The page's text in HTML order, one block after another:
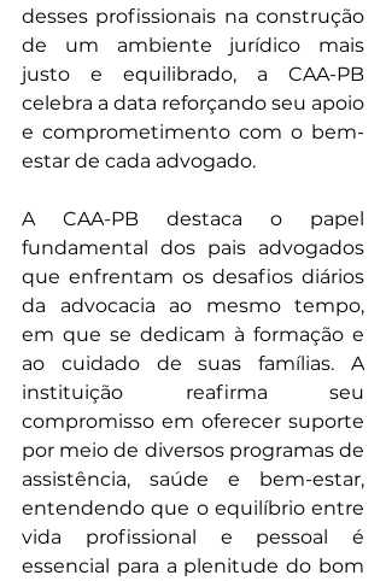
desses profissionais na construção
de um ambiente jurídico mais
justo e equilibrado, a CAA-PB
celebra a data reforçando seu apoio
e comprometimento com o bem-
estar de cada advogado.
A CAA-PB destaca o papel
fundamental dos pais advogados
que enfrentam os desafios diários
da advocacia ao mesmo tempo,
em que se dedicam à formação e
ao cuidado de suas famílias. A
instituição reafirma seu
compromisso em oferecer suporte
por meio de diversos programas de
assistência, saúde e bem-estar,
entendendo que o equilíbrio entre
vida profissional e pessoal é
essencial para a plenitude do bom